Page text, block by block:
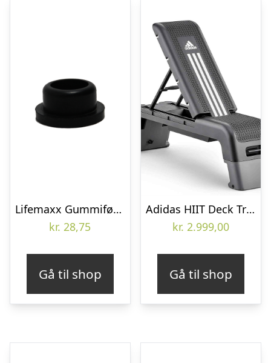
Lifemaxx Gummifødder Til PRO Justerbar Stepbænk
kr. 28,75
Gå til shop
Adidas HIIT Deck Træningsbænk og Stepbænk
kr. 2.999,00
Gå til shop